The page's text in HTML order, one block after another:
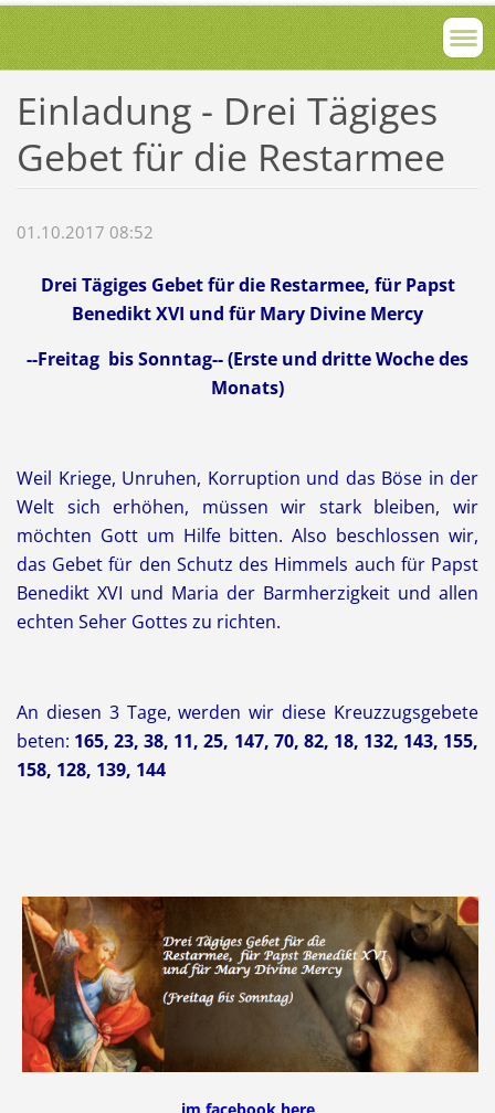
Einladung - Drei Tägiges
Gebet für die Restarmee
01.10.2017 08:52
Drei Tägiges Gebet für die Restarmee, für Papst
Benedikt XVI und für Mary Divine Mercy
--Freitag bis Sonntag-- (Erste und dritte Woche des
Monats)
Weil Kriege, Unruhen, Korruption und das Böse in der
Welt sich erhöhen, müssen wir stark bleiben, wir
möchten Gott um Hilfe bitten. Also beschlossen wir,
das Gebet für den Schutz des Himmels auch für Papst
Benedikt XVI und Maria der Barmherzigkeit und allen
echten Seher Gottes zu richten.
An diesen 3 Tage, werden wir diese Kreuzzugsgebete
beten: 165, 23, 38, 11, 25, 147, 70, 82, 18, 132, 143, 155,
158, 128, 139, 144
im facebook here